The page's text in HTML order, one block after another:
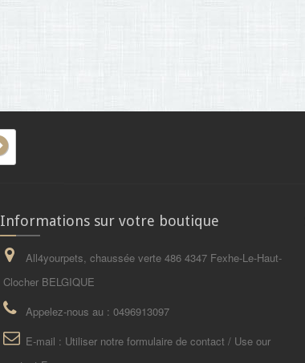
Informations sur votre boutique
All4yourpets, chaussée verte 486 4347 Fexhe-Le-Haut-
Clocher BELGIQUE
Appelez-nous au : 0496913097
E-mail : Utiliser notre formulaire de contact / Use our